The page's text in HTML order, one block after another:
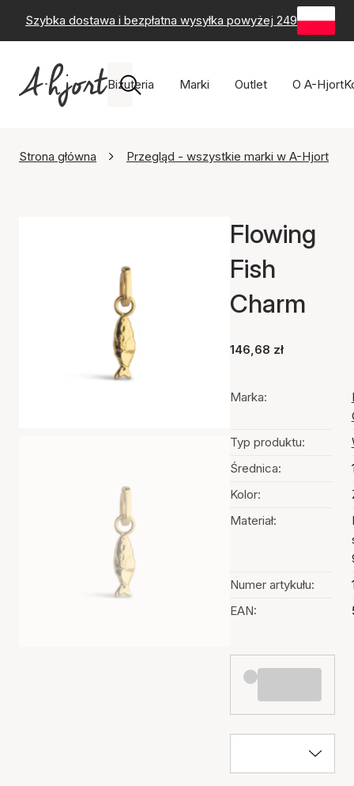
Szybka dostawa i bezpłatna wysyłka powyżej 249 zł -
Biżuteria Marki Outlet O A-Hjort
Strona główna Przegląd - wszystkie marki w A-Hjort
Flowing
Fish
Charm
146,68 zł
Marka:
Typ produktu:
Średnica:
Kolor:
Materiał:
Numer artykułu:
EAN: